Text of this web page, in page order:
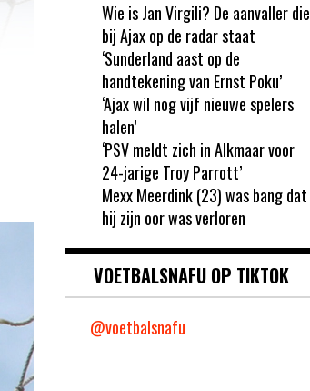
Wie is Jan Virgili? De aanvaller die
bij Ajax op de radar staat
‘Sunderland aast op de
handtekening van Ernst Poku’
‘Ajax wil nog vijf nieuwe spelers
halen’
‘PSV meldt zich in Alkmaar voor
24-jarige Troy Parrott’
Mexx Meerdink (23) was bang dat
hij zijn oor was verloren
VOETBALSNAFU OP TIKTOK
@voetbalsnafu